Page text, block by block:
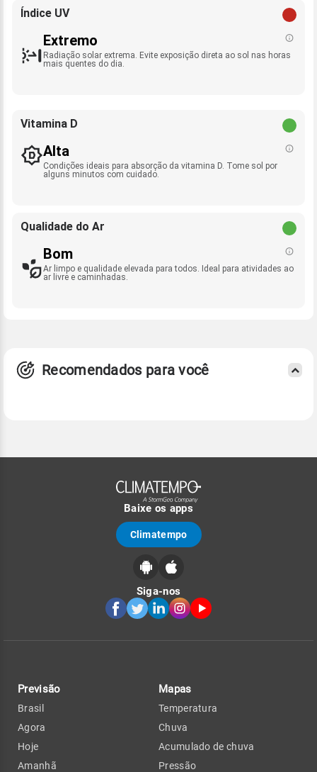
Índice UV
Extremo
Radiação solar extrema. Evite exposição direta ao sol nas horas
mais quentes do dia.
Vitamina D
Alta
Condições ideais para absorção da vitamina D. Tome sol por
alguns minutos com cuidado.
Qualidade do Ar
Bom
Ar limpo e qualidade elevada para todos. Ideal para atividades ao
ar livre e caminhadas.
Recomendados para você
Baixe os apps
Climatempo
Siga-nos
Previsão
Brasil
Agora
Hoje
Amanhã
Mapas
Temperatura
Chuva
Acumulado de chuva
Pressão